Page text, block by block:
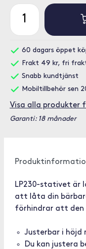
60 dagars öppet
Frakt 49 kr, fri
Snabb kundtjänst
Mobiltillbehör sen
Visa alla produkter
Garanti: 18 månader
LP230-stativet är
att låta din
förhindrar att den
Justerbar i höjd
Du kan justera